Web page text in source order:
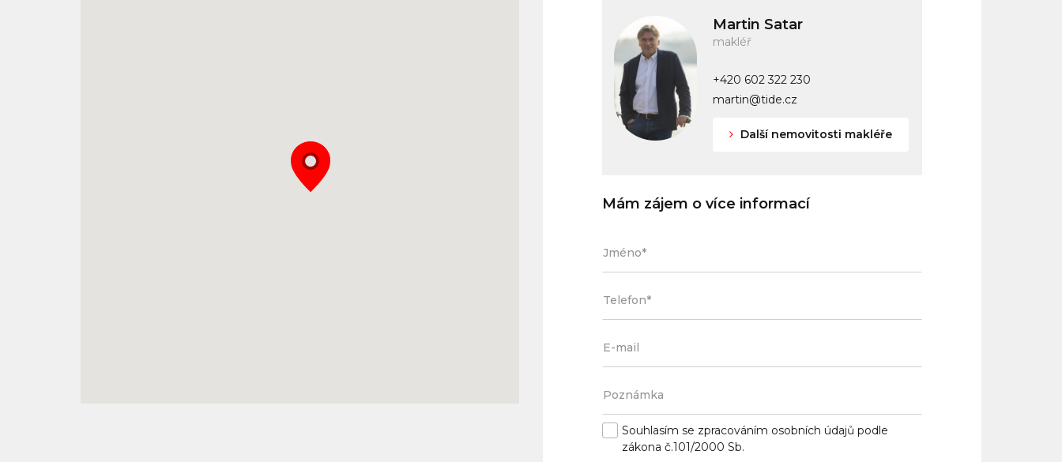
Martin Satar
makléř
+420 602 322 230
martin@tide.cz
Další nemovitosti makléře
Mám zájem o více informací
Souhlasím se zpracováním osobních údajů podle
zákona č.101/2000 Sb.